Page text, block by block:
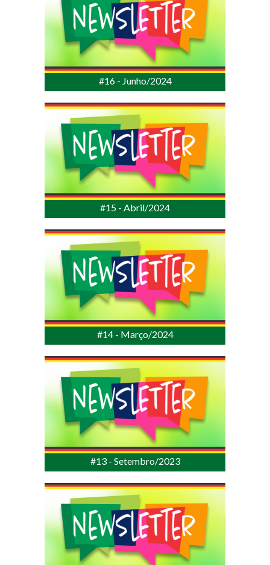
#16 - Junho/2024
#15 - Abril/2024
#14 - Março/2024
#13 - Setembro/2023